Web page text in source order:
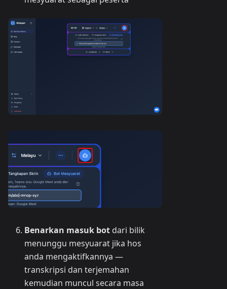
Benarkan masuk bot dari bilik
menunggu mesyuarat jika hos
anda mengaktifkannya —
transkripsi dan terjemahan
kemudian muncul secara masa